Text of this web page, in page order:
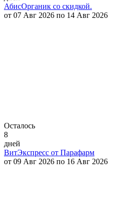
АбисОрганик со скидкой.
от 07 Авг 2026 по 14 Авг 2026
Осталось
8
дней
ВитЭкспресс от Парафарм
от 09 Авг 2026 по 16 Авг 2026